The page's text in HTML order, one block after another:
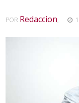
POR Redaccion,